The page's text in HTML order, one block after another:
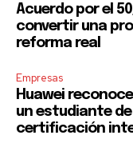
Acuerdo por el
convertir una
reforma real
Empresas
Huawei
un estudiante
certificación